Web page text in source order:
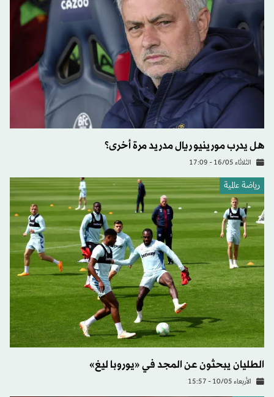
هل يدرب مورينيو ريال مدريد مرة أخرى؟
الثلاثاء 16/05 - 17:09
رياضة عالمية
الطليان يبحثون عن المجد في «يوروبا ليغ»
الأربعاء 10/05 - 15:57